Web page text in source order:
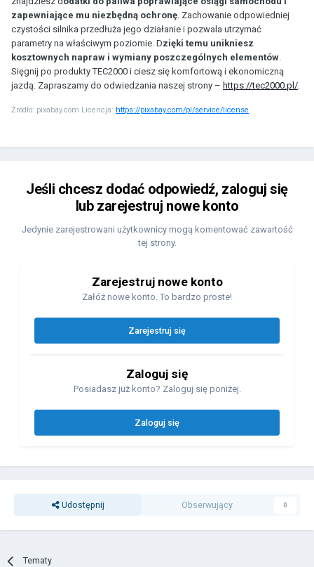
zapewniające mu niezbędną ochronę. Zachowanie odpowiedniej
czystości silnika przedłuża jego działanie i pozwala utrzymać
parametry na właściwym poziomie. Dzięki temu unikniesz
kosztownych napraw i wymiany poszczególnych elementów.
Sięgnij po produkty TEC2000 i ciesz się komfortową i ekonomiczną
jazdą. Zapraszamy do odwiedzania naszej strony – https://tec2000.pl/.
Źródło: pixabay.com Licencja: https://pixabay.com/pl/service/license
Jeśli chcesz dodać odpowiedź, zaloguj się
lub zarejestruj nowe konto
Jedynie zarejestrowani użytkownicy mogą komentować zawartość
tej strony.
Zarejestruj nowe konto
Załóż nowe konto. To bardzo proste!
Zarejestruj się
Zaloguj się
Posiadasz już konto? Zaloguj się poniżej.
Zaloguj się
Udostępnij Obserwujący 0
Tematy